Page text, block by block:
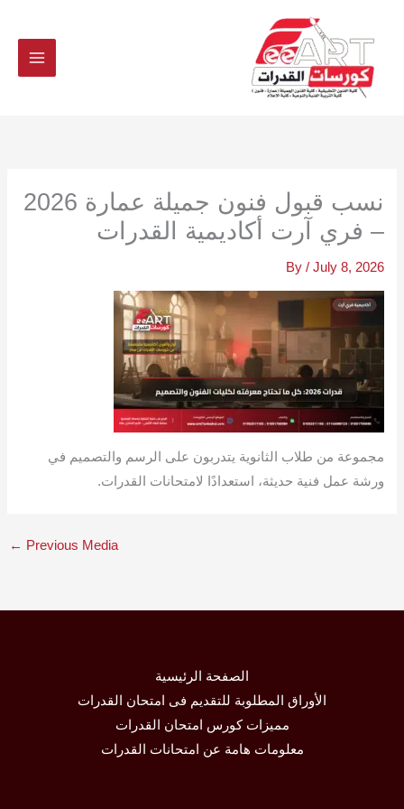
نسب قبول فنون جميلة عمارة 2026
– فري آرت أكاديمية القدرات
By / July 8, 2026
مجموعة من طلاب الثانوية يتدربون على الرسم والتصميم في
ورشة عمل فنية حديثة، استعدادًا لامتحانات القدرات.
← Previous Media
الصفحة الرئيسية
الأوراق المطلوبة للتقديم فى امتحان القدرات
مميزات كورس امتحان القدرات
معلومات هامة عن امتحانات القدرات